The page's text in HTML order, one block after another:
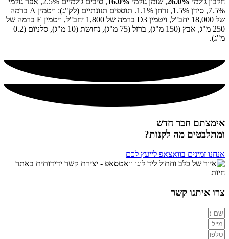
7.5%, סידן 1.5%, זרחן 1.1%. תוספים תזונתיים (לק"ג): ויטמין A ברמה
של 18,000 יחב"ל, ויטמין D3 ברמה של 1,800 יחב"ל, ויטמין E ברמה של
250 מ"ג, אבץ (150 מ"ג), ברזל (75 מ"ג), נחושת (10 מ"ג), סלניום (0.2
מ"ג).
אימצתם חבר חדש
ומתלבטים מה לקנות?
אנחנו זמינים בוואצאפ לייעץ לכם
צרו איתנו קשר